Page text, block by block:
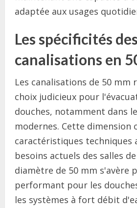
adaptée aux usages
Les spécificités des
canalisations en
Les canalisations de 50 mm
choix judicieux pour
douches, notamment dans
modernes. Cette dimension
caractéristiques techniques
besoins actuels des salles
diamètre de 50 mm s'avère
performant pour les
les systèmes à fort débit